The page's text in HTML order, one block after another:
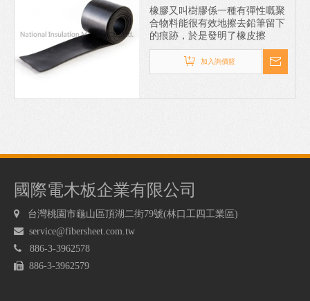
橡膠又叫樹膠係一種有彈性嘅聚
合物料能很有效地擦去鉛筆留下
的痕跡，於是發明了橡皮擦
加入詢價籃
國際電木板企業有限公司
 台灣桃園市龜山區頂湖二街79號(林口工四工業區)
 service@fibersheet.com.tw
 886-3-3962578
 886-3-3962579